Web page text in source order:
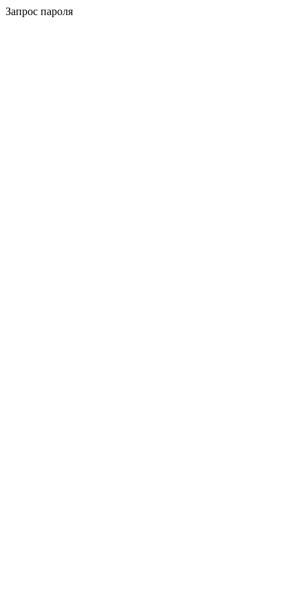
Запрос пароля